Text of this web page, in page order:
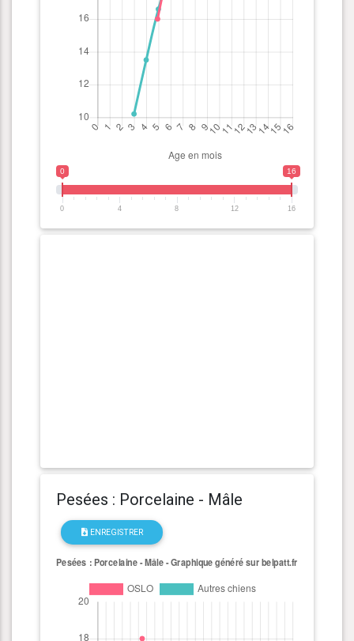
0 16
0 4 8 12 16
Pesées : Porcelaine - Mâle
ENREGISTRER